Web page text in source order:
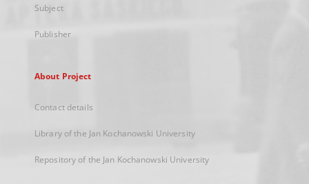
Subject
Publisher
About Project
Contact details
Library of the Jan Kochanowski University
Repository of the Jan Kochanowski University